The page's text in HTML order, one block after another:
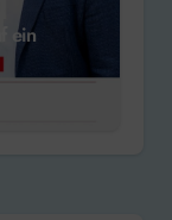
ein